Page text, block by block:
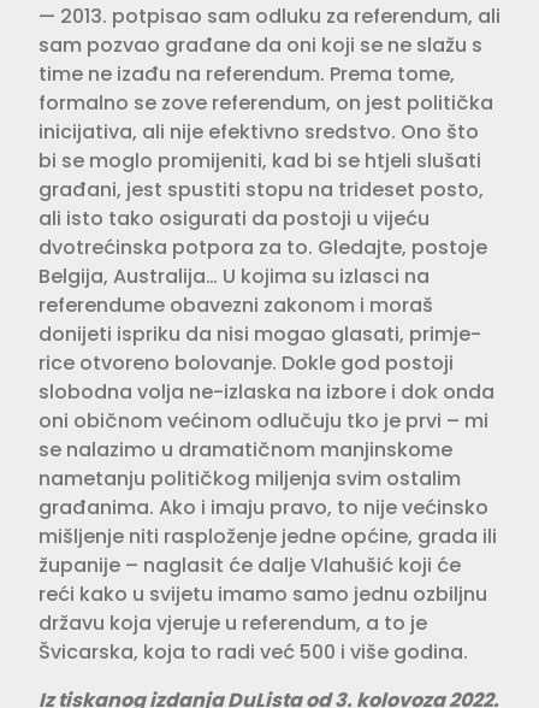
— 2013. potpisao sam odluku za referendum, ali
sam pozvao gra­đane da oni koji se ne slažu s
time ne izađu na referendum. Prema tome,
formalno se zove referendum, on jest politička
inicijativa, ali nije efektivno sredstvo. Ono što
bi se moglo promi­jeniti, kad bi se htjeli slušati
građani, jest spustiti stopu na trideset posto,
ali isto tako osigurati da postoji u vijeću
dvotrećinska potpora za to. Gledajte, postoje
Belgija, Australija… U kojima su izlasci na
referendume obavezni zakonom i moraš
donijeti ispriku da nisi mogao glasati, primje­
rice otvoreno bolovanje. Dokle god postoji
slobodna volja ne-izlaska na izbore i dok onda
oni običnom veći­nom odlučuju tko je prvi – mi
se nala­zimo u dramatičnom manjinskome
nametanju političkog miljenja svim ostalim
građanima. Ako i imaju pravo, to nije većinsko
mišljenje niti rasplo­ženje jedne općine, grada ili
župa­nije – naglasit će dalje Vlahušić koji će
reći kako u svijetu imamo samo jednu ozbiljnu
državu koja vjeruje u referendum, a to je
Švicarska, koja to radi već 500 i više godina.
Iz tiskanog izdanja DuLista od 3. kolovoza 2022.